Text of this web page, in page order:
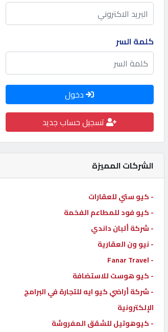
طلب
الاحصائيات
الأقسام
شركات
مميزة
إبحث
إتصل
بنا
إعلانات
المنتدى
كلمة السر
دخول
تسجيل حساب جديد
الشركات المميزة
- كيو ستي للعقارات
- كيو فود للمطاعم الفخمة
- شركة ألبان داندي
- نيو ون العقارية
- Fanar Travel
- كيو هوست للاستضافة
- شركة أراضي كيو ايه للتجارة في البرامج
الإلكترونية
- كيوهوتيل للشقق المفروشة